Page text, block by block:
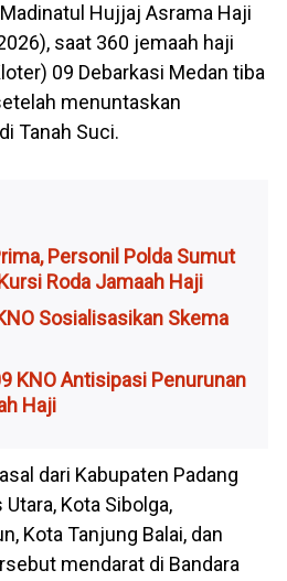
Hujjaj Asrama Haji
saat 360 jemaah haji
09 Debarkasi Medan tiba
menuntaskan
Tanah Suci.
Personil Polda Sumut
Roda Jamaah Haji
Sosialisasikan Skema
KNO Antisipasi Penurunan
Haji
dari Kabupaten Padang
Kota Sibolga,
Kota Tanjung Balai, dan
mendarat di Bandara